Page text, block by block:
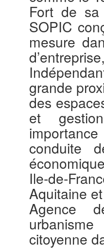
Fort de sa
SOPIC
mesure
grande
des
et
conduite
Ile-de-
Aquitaine
Agence
citoyenne